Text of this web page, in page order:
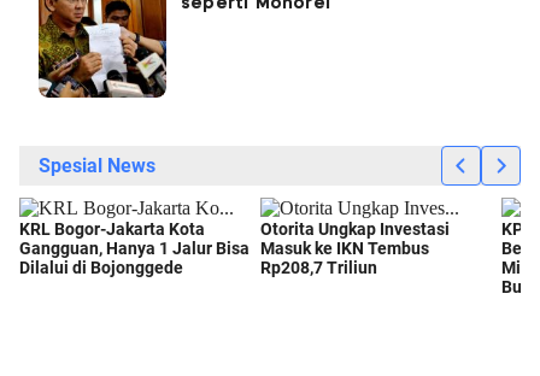
seperti Monorel